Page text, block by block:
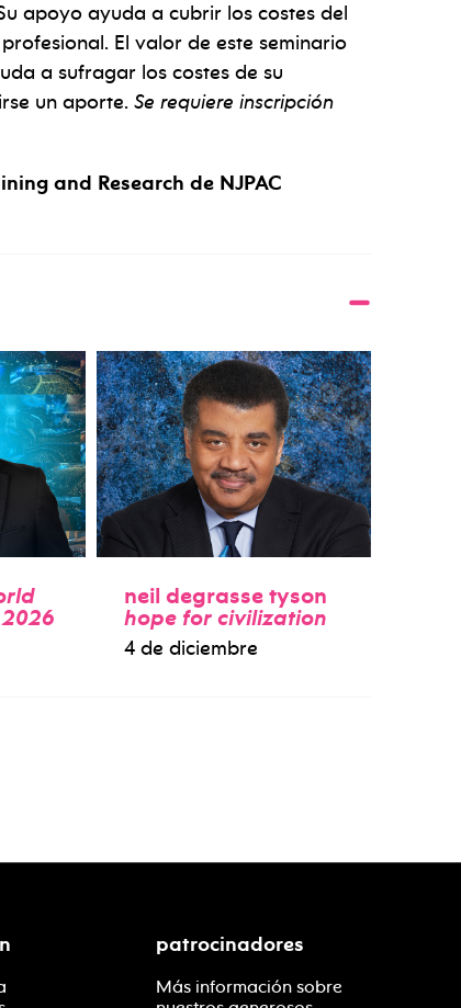
apoyo ayuda a cubrir los costes del
El valor de este seminario
a sufragar los costes de su
un aporte. Se requiere inscripción
and Research de NJPAC
neil degrasse tyson
hope for civilization
4 de diciembre
patrocinadores
Más información sobre